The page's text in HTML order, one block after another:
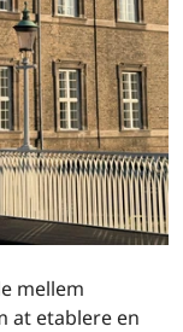
mellem
at etablere en